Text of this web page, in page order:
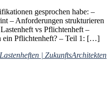
gesprochen habe: –
– Anforderungen strukturieren
vs Pflichtenheft –
ein Pflichtenheft? – Teil 1: […]
| ZukunftsArchitekten